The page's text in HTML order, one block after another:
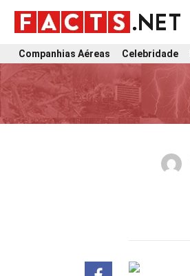
Companhias Aéreas Celebridade